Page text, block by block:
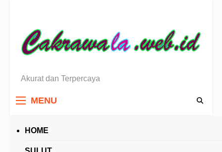
Berita Sulawesi Utara
Akurat dan Terpercaya
MENU
HOME
HEADLINES